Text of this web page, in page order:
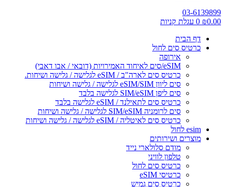
03-6139899
₪0.00
0 עגלת קניות
דף הבית
כרטיס סים לחול
אירופה
eSIM/סים לאיחוד האמירויות (דובאי / אבו דאבי)
כרטיס סים לארה"ב / eSIM לגלישה / גלישה ושיחות.
סים ליוון eSIM/SIM לגלישה / גלישה ושיחות
סים ליפן SIM/eSIM לגלישה בלבד
כרטיס סים לתאילנד / eSIM לגלישה בלבד
סים לרומניה SIM/eSIM לגלישה / גלישה ושיחות
כרטיס סים לאיטליה / eSIM לגלישה / גלישה ושיחות
esim לחול
מוצרים ושירותים
מודם סלולארי נייד
טלפון לוויני
כרטיס סים לחול
כרטיסי eSIM
כרטיס סים גמיש